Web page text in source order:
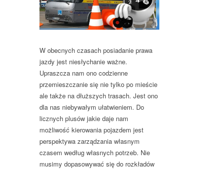
W obecnych czasach posiadanie prawa
jazdy jest niesłychanie ważne.
Upraszcza nam ono codzienne
przemieszczanie się nie tylko po mieście
ale także na dłuższych trasach. Jest ono
dla nas niebywałym ułatwieniem. Do
licznych plusów jakie daje nam
możliwość kierowania pojazdem jest
perspektywa zarządzania własnym
czasem według własnych potrzeb. Nie
musimy dopasowywać się do rozkładów